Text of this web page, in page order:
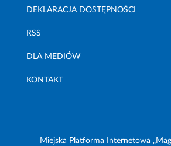
DEKLARACJA DOSTĘPNOŚCI
RSS
DLA MEDIÓW
KONTAKT
Miejska Platforma Internetowa